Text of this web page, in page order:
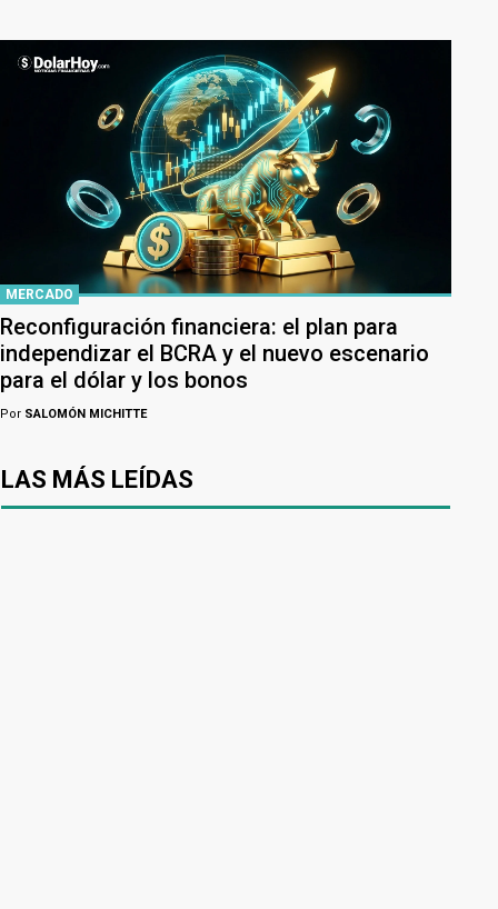
MERCADO
Reconfiguración financiera: el plan para
independizar el BCRA y el nuevo escenario
para el dólar y los bonos
Por SALOMÓN MICHITTE
LAS MÁS LEÍDAS